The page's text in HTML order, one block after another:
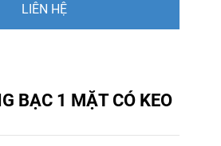
LIÊN HỆ
BẠC 1 MẶT CÓ KEO